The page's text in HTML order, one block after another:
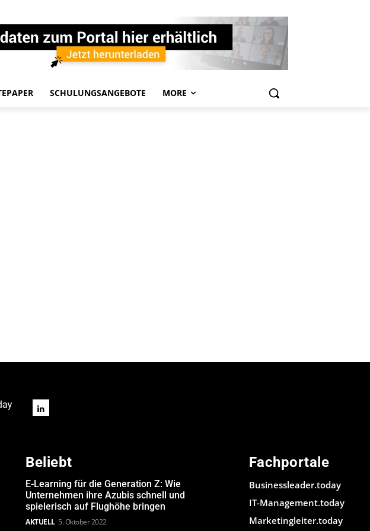
SCHULUNGSANGEBOTE MORE
Beliebt
E-Learning für die Generation Z: Wie
Unternehmen ihre Azubis schnell und
spielerisch auf Flughöhe bringen
AKTUELL 5. Oktober 2022
Fachportale
Businessleader.today
IT-Management.today
Marketingleiter.today